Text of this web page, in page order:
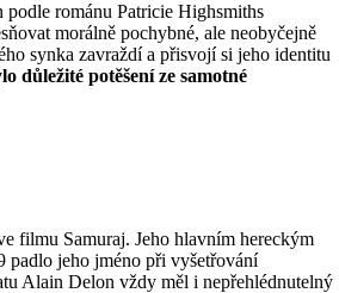
románu Patricie Highsmiths
morálně pochybné, ale neobyčejně
synka zavraždí a přisvojí si jeho identitu
důležité potěšení ze samotné
filmu Samuraj. Jeho hlavním hereckým
padlo jeho jméno při vyšetřování
Alain Delon vždy měl i nepřehlédnutelný